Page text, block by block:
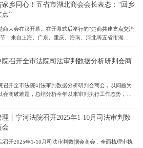
家敢闯敢拼的精神，在各自赛道上书写着开拓奋进的精
为全区经济高质量发展做出新贡献。绥化鼎汇生物科技
余载，“鼎汇”牌饲料、浓缩饲料覆盖猪、禽等品类，销
盖黑龙江区域。在与企业负责人交流中，他们感到，当
意召开山东省锡林郭勒商会成立大会的批复》，随后审
了《山东省锡林郭勒商会成立筹备工作报告》《第一届
》等重要文件。会议还审议通过了总监票人、监票人名
布了第一届理事会、负责人及监事会候选人名单。经过
选的会长青岛蒙记牧业发展有限公司董事长常星原在致
，山东省锡林郭勒商会将秉承“服务会员、促进交流、助
的宗旨，积极搭建鲁蒙两地经济文化交流的桥梁，推动在
勒籍企业家的合作共赢，为山东与内蒙古的经济社会发
量。山东省锡林郭勒商会的成立，不仅为在鲁的锡林郭
家乡同心！五省市湖北商会会长表态：“回乡
点”
商大会在汉开幕。在开幕式后举行的“楚商共建支点交流
，来自上海、广东、重庆、海南、河北等五省市湖北商
地区崛起重要战略支点。对话活动伊始，武汉大学经济
院副院长、武汉大学中国新民营经济研究中心主任罗知
了题为《湖北民营经济创新发展服务支点建设》的主旨
知教授援引数据指出，在中部崛起战略中，武汉发挥着
用，而民营经济已成为支撑湖北发展的关键力量。罗知
展有根产业优势突出；二是人工智能的颠覆式科技创
百万大学生是数字时代逆向创新的主力军。为做好湖北
中小企业提供公平竞争的市场环境；建设长江中游创新
院召开全市法院司法审判数据分析研判会商
召开全市法院司法审判数据分析研判会商会，以问题为
会商破难题，总结分析今年以来审判执行工作态势，部
市法院审判执行工作情况。各基层法院逐一汇报执法办
况，剖析当前工作中存在的短板和不足，并明确了工作
进举措。市中院各分管院领导点评和部署了条线相关工
晖强调，全市法院要紧盯年度目标任务不放松，坚决扛
理丨宁河法院召开2025年1-10月司法审判数
会
召开2025年1-10月司法审判数据会商会，全面梳理审执